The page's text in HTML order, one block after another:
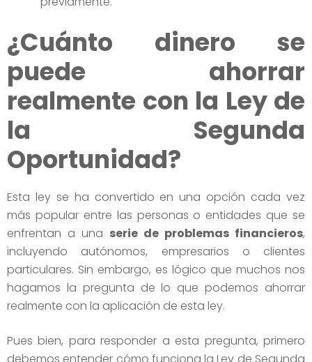
¿Cuánto dinero se
puede ahorrar
realmente con la Ley de
la Segunda
Oportunidad?
Esta ley se ha convertido en una opción cada vez
más popular entre las personas o entidades que se
enfrentan a una serie de problemas financieros,
incluyendo autónomos, empresarios o clientes
particulares. Sin embargo, es lógico que muchos nos
hagamos la pregunta de lo que podemos ahorrar
realmente con la aplicación de esta ley.
Pues bien, para responder a esta pregunta, primero